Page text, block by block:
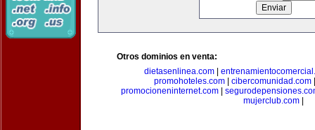
Otros dominios en venta:
dietasenlinea.com|
promohoteles.com
cibercomunidad.com
promocioneninternet.com|
mujerclub.com